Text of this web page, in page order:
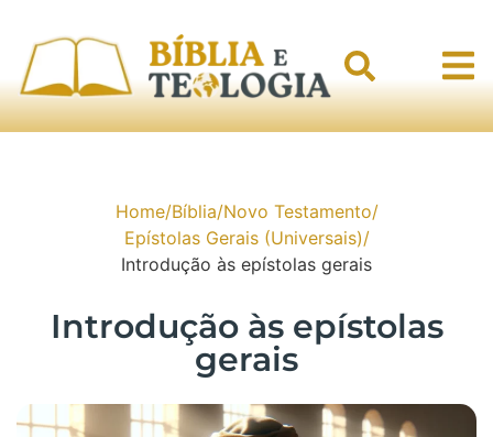
Home/Bíblia/Novo Testamento/
Epístolas Gerais (Universais)/
Introdução às epístolas gerais
Introdução às epístolas
gerais